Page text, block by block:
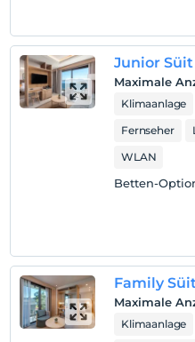
Junior Süit
Maximale
Klimaanlage
Fernseher
WLAN
Betten-
Family
Maximale
Klimaanlage